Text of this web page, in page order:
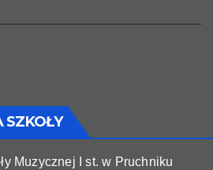
SZKOŁY
Muzycznej I st. w Pruchniku